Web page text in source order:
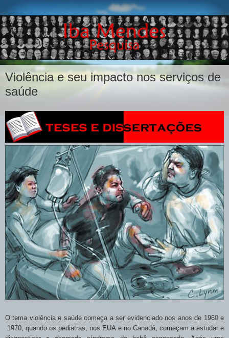
Violência e seu impacto nos serviços de
saúde
O tema violência e saúde começa a ser evidenciado nos anos de 1960 e
1970, quando os pediatras, nos EUA e no Canadá, começam a estudar e